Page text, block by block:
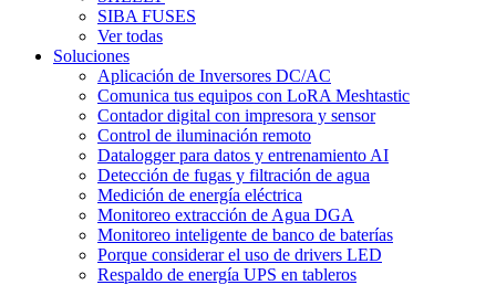
SIBA FUSES
Ver todas
Soluciones
Aplicación de Inversores DC/AC
Comunica tus equipos con LoRA Meshtastic
Contador digital con impresora y sensor
Control de iluminación remoto
Datalogger para datos y entrenamiento AI
Detección de fugas y filtración de agua
Medición de energía eléctrica
Monitoreo extracción de Agua DGA
Monitoreo inteligente de banco de baterías
Porque considerar el uso de drivers LED
Respaldo de energía UPS en tableros